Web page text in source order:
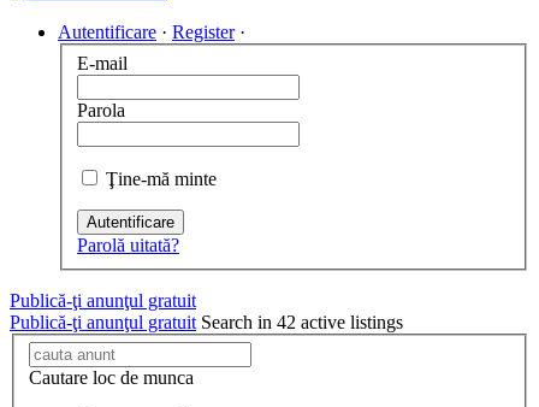
Autentificare · Register ·
E-mail
Parola
Ţine-mă minte
Autentificare
Parolă uitată?
Publică-ţi anunţul gratuit
Publică-ţi anunţul gratuit Search in 42 active listings
Cautare loc de munca